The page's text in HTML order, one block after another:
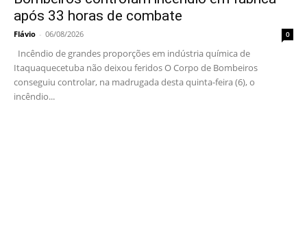
após 33 horas de combate
Flávio - 06/08/2026 0
Incêndio de grandes proporções em indústria química de
Itaquaquecetuba não deixou feridos O Corpo de Bombeiros
conseguiu controlar, na madrugada desta quinta-feira (6), o
incêndio...